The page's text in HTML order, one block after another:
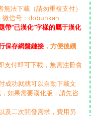
法下載（請勿重複支付）
微信号：dobunkan
帶“已漢化”字樣的屬于漢化
保存網盤鏈接 ，方便後續
支付即可下載，無需注冊會
成功就就可以自動下載文
如果需要漢化版，請先咨
及二次開發需求，費用另